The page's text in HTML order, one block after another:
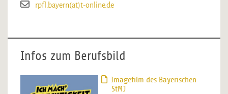
rpfl.bayern(at)t-online.de
Infos zum Berufsbild
Imagefilm des Bayerischen
StMJ